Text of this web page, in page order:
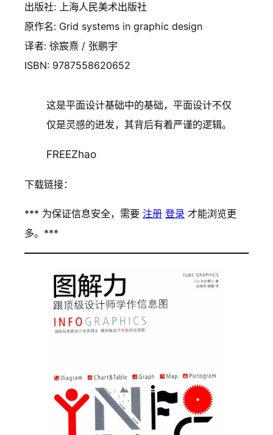
出版社: 上海人民美术出版社
原作名: Grid systems in graphic design
译者: 徐宸熹 / 张鹏宇
ISBN: 9787558620652
这是平面设计基础中的基础，平面设计不仅
仅是灵感的迸发，其背后有着严谨的逻辑。
FREEZhao
下载链接：
*** 为保证信息安全，需要 注册 登录 才能浏览更
多。***